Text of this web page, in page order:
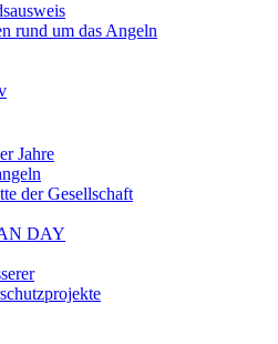
rund um das Angeln
Jahre
der Gesellschaft
DAY